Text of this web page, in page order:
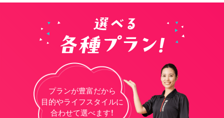
プランが豊富だから
目的やライフスタイルに
合わせて選べます！